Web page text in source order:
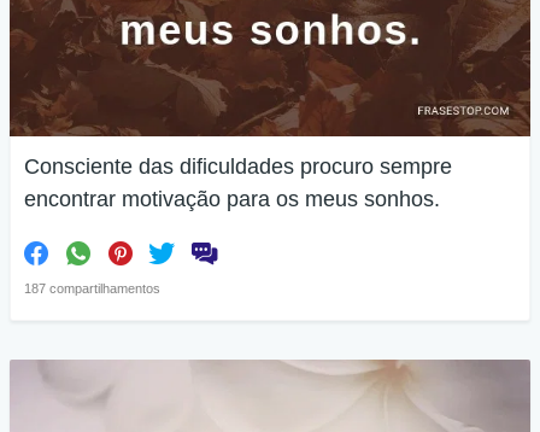
Consciente das dificuldades procuro sempre
encontrar motivação para os meus sonhos.
187 compartilhamentos